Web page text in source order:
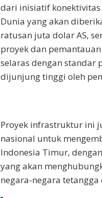
dari inisiatif
Dunia yang akan
ratusan juta dolar AS,
proyek dan
selaras dengan standar
dijunjung tinggi oleh
Proyek infrastruktur ini
nasional untuk
Indonesia Timur,
yang akan
negara-negara tetangga